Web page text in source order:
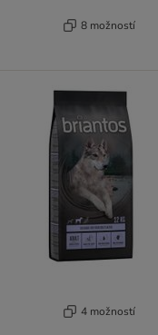
8 možností
4 možností